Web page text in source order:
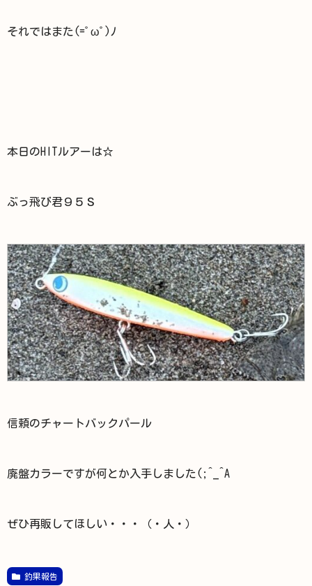
それではまた(=ﾟωﾟ)ﾉ
本日のHITルアーは☆
ぶっ飛び君９５Ｓ
信頼のチャートバックパール
廃盤カラーですが何とか入手しました(;^_^A
ぜひ再販してほしい・・・（・人・）
釣果報告